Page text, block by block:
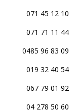
071 45 12 10
071 71 11 44
0485 96 83 09
019 32 40 54
067 79 01 92
04 278 50 60